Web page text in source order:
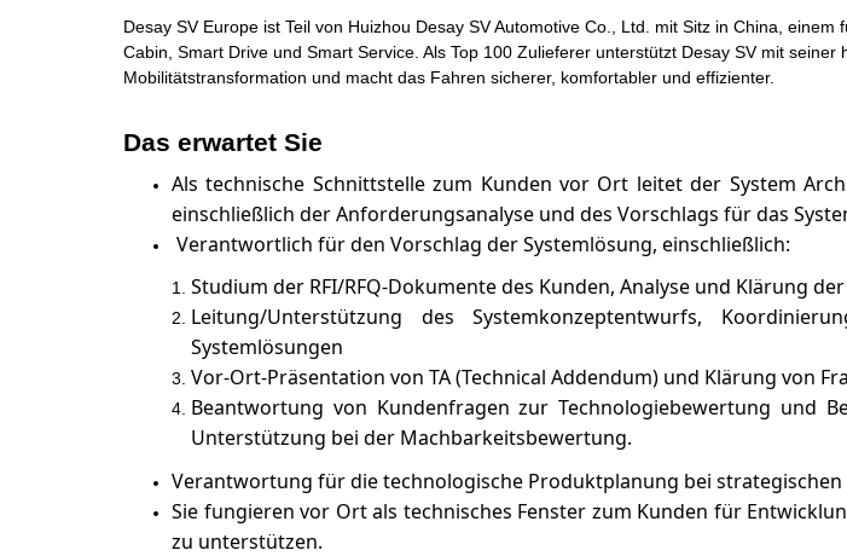
Desay SV Europe ist Teil von Huizhou Desay SV Automotive Co., Ltd. mit Sitz in China,
Cabin, Smart Drive und Smart Service. Als Top 100 Zulieferer unterstützt Desay SV mit
Mobilitätstransformation und macht das Fahren sicherer, komfortabler und effizienter.
Das erwartet Sie
Als technische Schnittstelle zum Kunden vor Ort leitet der System
einschließlich der Anforderungsanalyse und des Vorschlags für das
Verantwortlich für den Vorschlag der Systemlösung, einschließlich:
Studium der RFI/RFQ-Dokumente des Kunden, Analyse und Klärung
Leitung/Unterstützung des Systemkonzeptentwurfs,
Systemlösungen
Vor-Ort-Präsentation von TA (Technical Addendum) und Klärung von
Beantwortung von Kundenfragen zur Technologiebewertung und
Unterstützung bei der Machbarkeitsbewertung.
Verantwortung für die technologische Produktplanung bei strategischen
Sie fungieren vor Ort als technisches Fenster zum Kunden für
zu unterstützen.